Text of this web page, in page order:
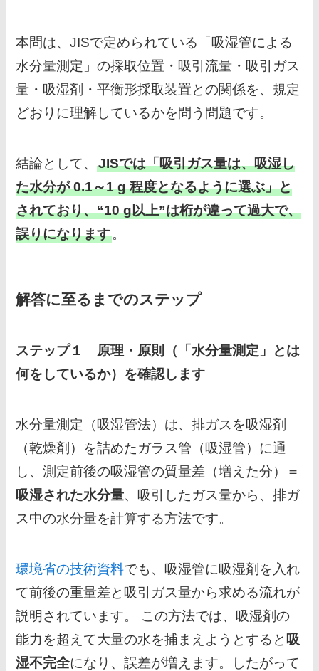
本問は、JISで定められている「吸湿管による
水分量測定」の採取位置・吸引流量・吸引ガス
量・吸湿剤・平衡形採取装置との関係を、規定
どおりに理解しているかを問う問題です。
結論として、JISでは「吸引ガス量は、吸湿し
た水分が 0.1～1 g 程度となるように選ぶ」と
されており、“10 g以上”は桁が違って過大で、
誤りになります。
解答に至るまでのステップ
ステップ１ 原理・原則（「水分量測定」とは
何をしているか）を確認します
水分量測定（吸湿管法）は、排ガスを吸湿剤
（乾燥剤）を詰めたガラス管（吸湿管）に通
し、測定前後の吸湿管の質量差（増えた分）＝
吸湿された水分量、吸引したガス量から、排ガ
ス中の水分量を計算する方法です。
環境省の技術資料でも、吸湿管に吸湿剤を入れ
て前後の重量差と吸引ガス量から求める流れが
説明されています。 この方法では、吸湿剤の
能力を超えて大量の水を捕まえようとすると 吸
湿不完全になり、誤差が増えます。したがって